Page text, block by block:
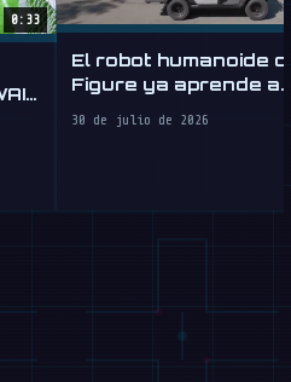
0:33
El robot humanoide de
Figure ya aprende a
30 de julio de 2026